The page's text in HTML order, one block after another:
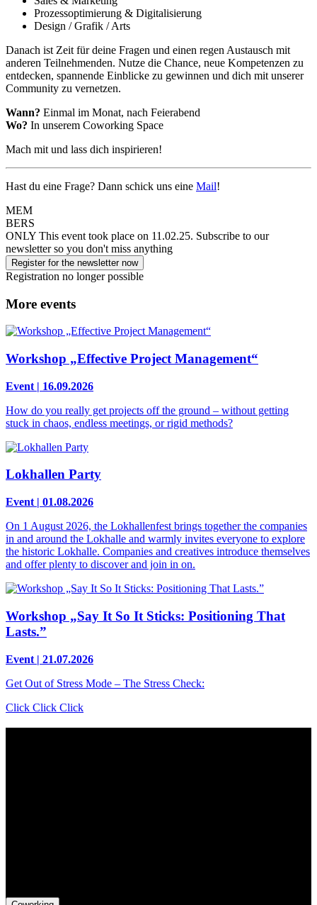
Prozessoptimierung & Digitalisierung
Design / Grafik / Arts
Danach ist Zeit für deine Fragen und einen regen Austausch mit
anderen Teilnehmenden. Nutze die Chance, neue Kompetenzen zu
entdecken, spannende Einblicke zu gewinnen und dich mit unserer
Community zu vernetzen.
Wann? Einmal im Monat, nach Feierabend
Wo? In unserem Coworking Space
Mach mit und lass dich inspirieren!
Hast du eine Frage? Dann schick uns eine Mail!
MEM
BERS
ONLY This event took place on 11.02.25. Subscribe to our
newsletter so you don't miss anything
Register for the newsletter now
Registration no longer possible
More events
Workshop „Effective Project Management“
Event | 16.09.2026
How do you really get projects off the ground – without getting
stuck in chaos, endless meetings, or rigid methods?
Lokhallen Party
Event | 01.08.2026
On 1 August 2026, the Lokhallenfest brings together the companies
in and around the Lokhalle and warmly invites everyone to explore
the historic Lokhalle. Companies and creatives introduce themselves
and offer plenty to discover and join in on.
Workshop „Say It So It Sticks: Positioning That
Lasts.”
Event | 21.07.2026
Get Out of Stress Mode – The Stress Check:
Click Click Click